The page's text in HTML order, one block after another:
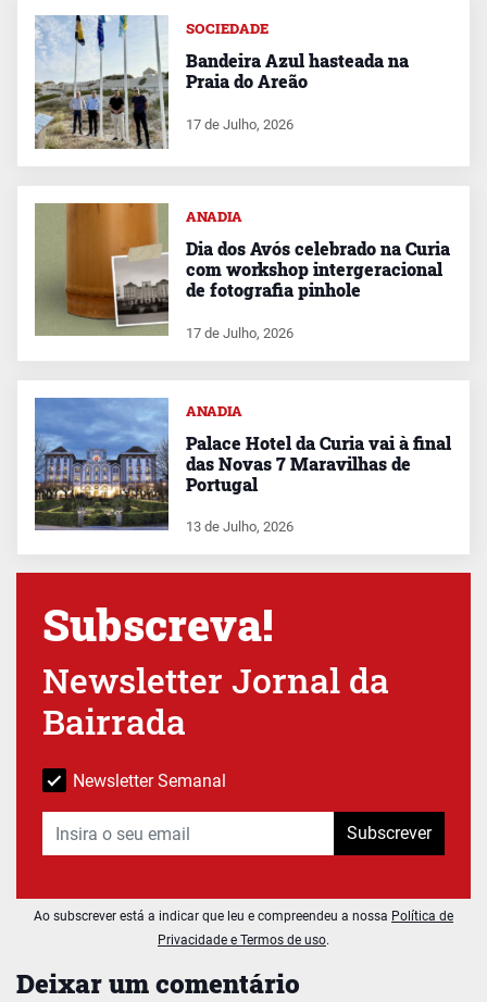
Deixar um comentário
SOCIEDADE
Bandeira Azul hasteada na
Praia do Areão
17 de Julho, 2026
ANADIA
Dia dos Avós celebrado na Curia
com workshop intergeracional
de fotografia pinhole
17 de Julho, 2026
ANADIA
Palace Hotel da Curia vai à final
das Novas 7 Maravilhas de
Portugal
13 de Julho, 2026
Subscreva!
Newsletter Jornal da
Bairrada
Newsletter Semanal
Subscrever
Ao subscrever está a indicar que leu e compreendeu a nossa Política de
Privacidade e Termos de uso.